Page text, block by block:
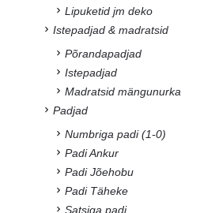
Lipuketid jm deko
Istepadjad & madratsid
Põrandapadjad
Istepadjad
Madratsid mängunurka
Padjad
Numbriga padi (1-0)
Padi Ankur
Padi Jõehobu
Padi Täheke
Satsiga padi